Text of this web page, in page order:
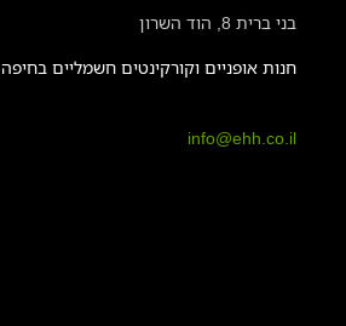
בני ברית 8, הוד השרון
חנות אופניים וקורקינטים חשמליים בחיפה
info@ehh.co.il